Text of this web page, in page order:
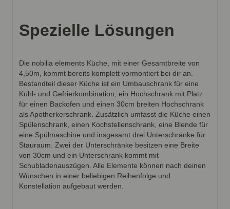
Spezielle Lösungen
Die nobilia elements Küche, mit einer Gesamtbreite von
4,50m, kommt bereits komplett vormontiert bei dir an.
Bestandteil dieser Küche ist ein Umbauschrank für eine
Kühl- und Gefrierkombination, ein Hochschrank mit Platz
für einen Backofen und einen 30cm breiten Hochschrank
als Apotherkerschrank. Zusätzlich umfasst die Küche einen
Spülenschrank, einen Kochstellenschrank, eine Blende für
eine Spülmaschine und insgesamt drei Unterschränke für
Stauraum. Zwei der Unterschränke besitzen eine Breite
von 30cm und ein Unterschrank kommt mit
Schubladenauszügen. Alle Elemente können nach deinen
Wünschen in einer beliebigen Reihenfolge und
Konstellation aufgebaut werden.